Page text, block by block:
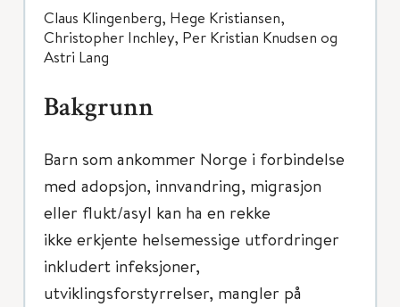
Claus Klingenberg, Hege Kristiansen,
Christopher Inchley, Per Kristian Knudsen og
Astri Lang
Bakgrunn
Barn som ankommer Norge i forbindelse
med adopsjon, innvandring, migrasjon
eller flukt/asyl kan ha en rekke
ikke erkjente helsemessige utfordringer
inkludert infeksjoner,
utviklingsforstyrrelser, mangler på